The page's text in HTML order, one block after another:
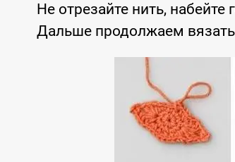
Не отрезайте нить,
Дальше продолжаем